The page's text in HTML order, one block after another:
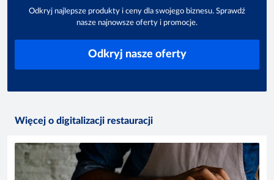
Odkryj najlepsze produkty i ceny dla swojego biznesu. Sprawdź
nasze najnowsze oferty i promocje.
Odkryj nasze oferty
Więcej o digitalizacji restauracji